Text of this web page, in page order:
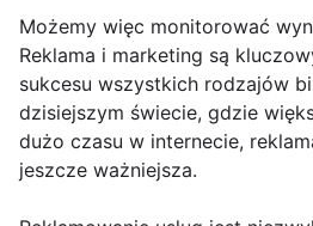
Możemy więc monitorować
Reklama i marketing są
sukcesu wszystkich rodzajów
dzisiejszym świecie, gdzie
dużo czasu w internecie,
jeszcze ważniejsza.